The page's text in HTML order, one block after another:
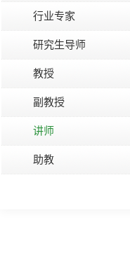
行业专家
研究生导师
教授
副教授
讲师
助教